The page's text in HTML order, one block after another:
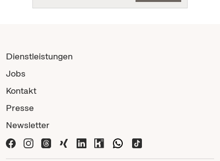
Dienstleistungen
Jobs
Kontakt
Presse
Newsletter